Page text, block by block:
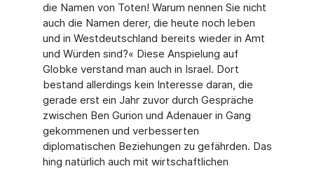
die Namen von Toten! Warum nennen Sie nicht
auch die Namen derer, die heute noch leben
und in Westdeutschland bereits wieder in Amt
und Würden sind?« Diese Anspielung auf
Globke verstand man auch in Israel. Dort
bestand allerdings kein Interesse daran, die
gerade erst ein Jahr zuvor durch Gespräche
zwischen Ben Gurion und Adenauer in Gang
gekommenen und verbesserten
diplomatischen Beziehungen zu gefährden. Das
hing natürlich auch mit wirtschaftlichen